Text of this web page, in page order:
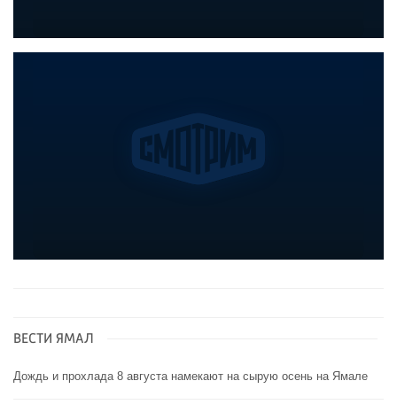
ВЕСТИ ЯМАЛ
Дождь и прохлада 8 августа намекают на сырую осень на Ямале